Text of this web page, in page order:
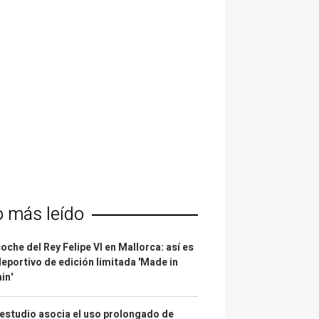
más leído
del Rey Felipe VI en Mallorca: así es
de edición limitada 'Made in
asocia el uso prolongado de